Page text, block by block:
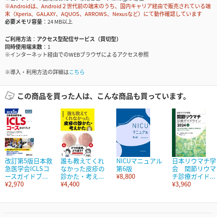
※Androidは、Android２世代前の端末のうち、国内キャリア経由で販売されている端
末（Xperia、GALAXY、AQUOS、ARROWS、Nexusなど）にて動作確認しています
必要メモリ容量
24 MB以上
ご利用方法
アクセス型配信サービス（買切型）
同時使用端末数
1
※インターネット経由でのWEBブラウザによるアクセス参照
※導入・利用方法の詳細はこちら
この商品を買った人は、こんな商品も買っています。
改訂第5版日本救
急医学会ICLSコ
ースガイドブ...
¥2,970
誰も教えてくれ
なかった皮疹の
診かた・考え...
¥4,400
NICUマニュアル
第6版
¥8,800
日本リウマチ学
会 関節リウマ
チ診療ガイド...
¥3,960